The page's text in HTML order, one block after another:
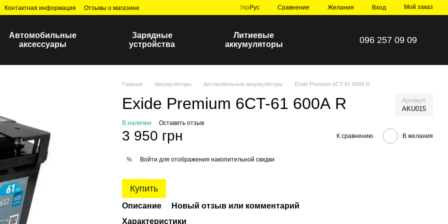
Контактная информация Отзывы о магазине Укр Рус Сравнение Желания Вход Мой заказ
Автомобильные
аксессуары
Зарядные
устройства
Литиевые
аккумуляторы
096 257 09 09
Главная Аккумуляторы Автомобильные аккумуляторы Exide Premium 6CT-61 600А R
Exide Premium 6CT-61 600А R Артикул
AKU015
В наличии Оставить отзыв
3 950 грн К сравнению В желания
% Войти для отображения накопительной скидки
Купить
Описание
Новый отзыв или комментарий
Характеристики